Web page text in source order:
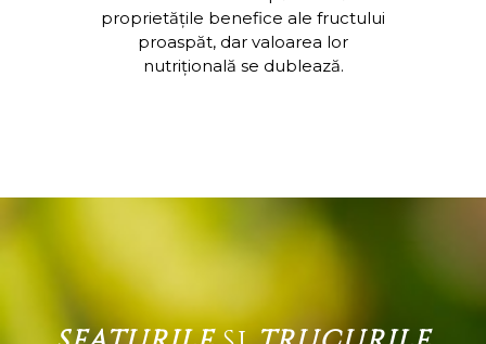
proprietățile benefice ale fructului
proaspăt, dar valoarea lor
nutrițională se dublează.